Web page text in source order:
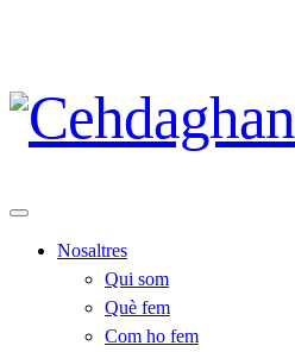
Nosaltres
Qui som
Què fem
Com ho fem